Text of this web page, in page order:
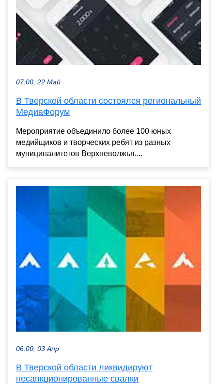
07:00, 22 Май
В Тверской области состоялся региональный
МедиаФорум
Мероприятие объединило более 100 юных
медийщиков и творческих ребят из разных
муниципалитетов Верхневолжья....
06:00, 03 Апр
В Тверской области ликвидируют
несанкционированные свалки